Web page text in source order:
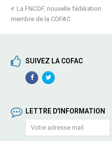
previous
post:
La FNCOF, nouvelle fédération
membre de la COFAC
SUIVEZ LA COFAC
FacebookTwitterProfile
LETTRE D'INFORMATION